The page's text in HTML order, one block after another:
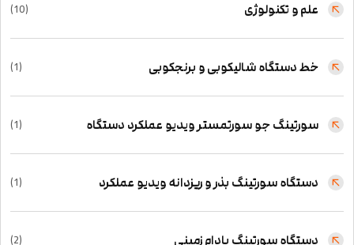
علم و تکنولوژی (10)
خط دستگاه شالیکوبی و برنجکوبی (1)
سورتینگ جو سورتمستر ویدیو عملکرد دستگاه (1)
دستگاه سورتینگ بذر و ریزدانه ویدیو عملکرد (1)
دستگاه سورتینگ بادام زمینی (2)